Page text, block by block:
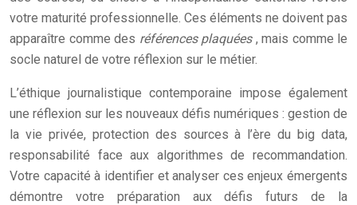
votre maturité professionnelle. Ces éléments ne doivent pas
apparaître comme des références plaquées , mais comme le
socle naturel de votre réflexion sur le métier.
L’éthique journalistique contemporaine impose également
une réflexion sur les nouveaux défis numériques : gestion de
la vie privée, protection des sources à l’ère du big data,
responsabilité face aux algorithmes de recommandation.
Votre capacité à identifier et analyser ces enjeux émergents
démontre votre préparation aux défis futurs de la